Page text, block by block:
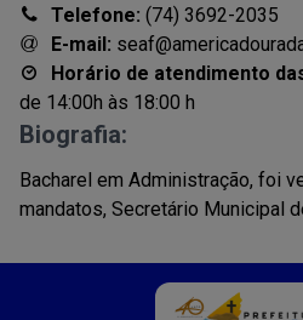
Telefone: (74) 3692-2035
E-mail:
Horário de atendimento
de 14:00h às 18:00 h
Biografia:
Bacharel em Administração, foi
mandatos, Secretário Municipal